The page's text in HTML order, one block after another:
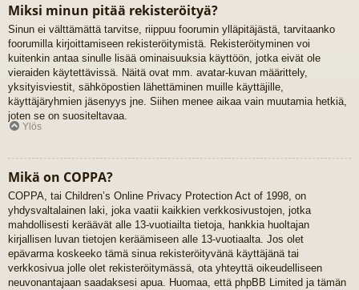
Miksi minun pitää rekisteröityä?
Sinun ei välttämättä tarvitse, riippuu foorumin ylläpitäjästä, tarvitaanko
foorumilla kirjoittamiseen rekisteröitymistä. Rekisteröityminen voi
kuitenkin antaa sinulle lisää ominaisuuksia käyttöön, jotka eivät ole
vieraiden käytettävissä. Näitä ovat mm. avatar-kuvan määrittely,
yksityisviestit, sähköpostien lähettäminen muille käyttäjille,
käyttäjäryhmien jäsenyys jne. Siihen menee aikaa vain muutamia hetkiä,
joten se on suositeltavaa.
Ylös
Mikä on COPPA?
COPPA, tai Children’s Online Privacy Protection Act of 1998, on
yhdysvaltalainen laki, joka vaatii kaikkien verkkosivustojen, jotka
mahdollisesti keräävät alle 13-vuotiailta tietoja, hankkia huoltajan
kirjallisen luvan tietojen keräämiseen alle 13-vuotiaalta. Jos olet
epävarma koskeeko tämä sinua rekisteröityvänä käyttäjänä tai
verkkosivua jolle olet rekisteröitymässä, ota yhteyttä oikeudelliseen
neuvonantajaan saadaksesi apua. Huomaa, että phpBB Limited ja tämän